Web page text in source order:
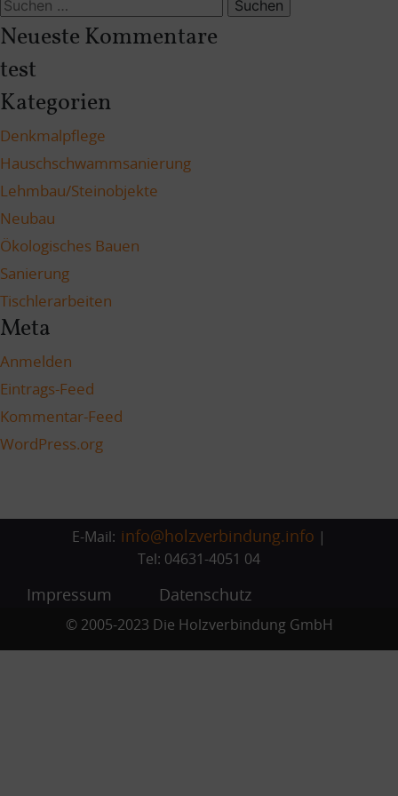
nach:
Neueste Kommentare
test
Kategorien
Denkmalpflege
Hauschschwammsanierung
Lehmbau/Steinobjekte
Neubau
Ökologisches Bauen
Sanierung
Tischlerarbeiten
Meta
Anmelden
Eintrags-Feed
Kommentar-Feed
WordPress.org
E-Mail: info@holzverbindung.info
Tel: 04631-4051 04
Impressum Datenschutz
© 2005-2023 Die Holzverbindung GmbH